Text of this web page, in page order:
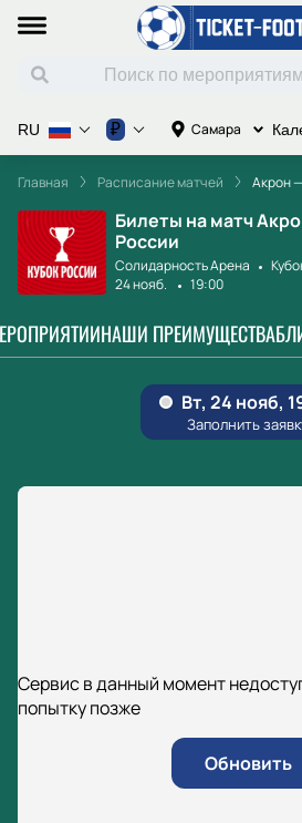
Самара
RU ₽
Главная Расписание матчей Акрон
Билеты на матч
России
Солидарность Арена
24 нояб.
19:00
НАШИ ПРЕИМУЩЕСТВА
Сервис в данный момент
попытку позже
Обновить